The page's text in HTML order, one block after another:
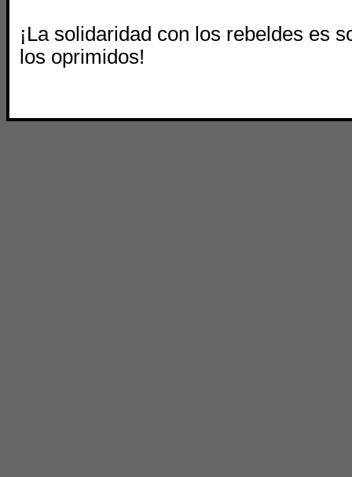
¡La solidaridad con los rebeldes es
los oprimidos!